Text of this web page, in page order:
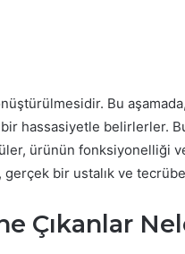
Bu
hassasiyetle belirlerler.
ürünün fonksiyonelliği
bir ustalık ve
Çıkanlar